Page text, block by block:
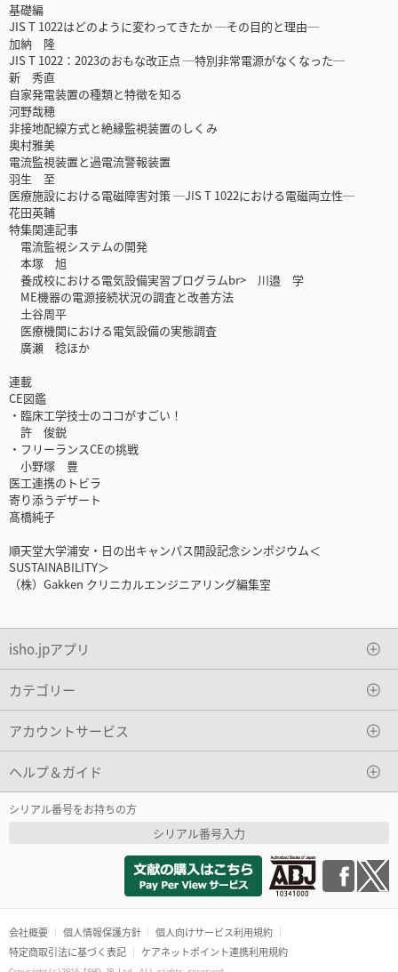
基礎編
JIS T 1022はどのように変わってきたか ─その目的と理由─
加納 隆
JIS T 1022：2023のおもな改正点 ─特別非常電源がなくなった─
新 秀直
自家発電装置の種類と特徴を知る
河野哉穂
非接地配線方式と絶縁監視装置のしくみ
奥村雅美
電流監視装置と過電流警報装置
羽生 至
医療施設における電磁障害対策 ─JIS T 1022における電磁両立性─
花田英輔
特集関連記事
電流監視システムの開発
本塚 旭
養成校における電気設備実習プログラムbr> 川邉 学
ME機器の電源接続状況の調査と改善方法
土谷周平
医療機関における電気設備の実態調査
廣瀬 稔ほか
連載
CE図鑑
・臨床工学技士のココがすごい！
許 俊鋭
・フリーランスCEの挑戦
小野塚 豊
医工連携のトビラ
寄り添うデザート
髙橋純子
順天堂大学浦安・日の出キャンパス開設記念シンポジウム＜
SUSTAINABILITY＞
（株）Gakken クリニカルエンジニアリング編集室
isho.jpアプリ
カテゴリー
アカウントサービス
ヘルプ＆ガイド
シリアル番号をお持ちの方
シリアル番号入力
会社概要 個人情報保護方針
個人向けサービス利用規約
特定商取引法に基づく表記
ケアネットポイント連携利用規約